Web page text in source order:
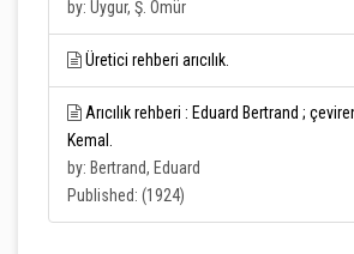
by: Uygur, Ş. Ömür
Üretici rehberi arıcılık.
Arıcılık rehberi : Eduard Bertrand ;
Kemal.
by: Bertrand, Eduard
Published: (1924)